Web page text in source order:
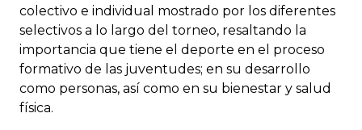
colectivo e individual mostrado por los diferentes
selectivos a lo largo del torneo, resaltando la
importancia que tiene el deporte en el proceso
formativo de las juventudes; en su desarrollo
como personas, así como en su bienestar y salud
física.